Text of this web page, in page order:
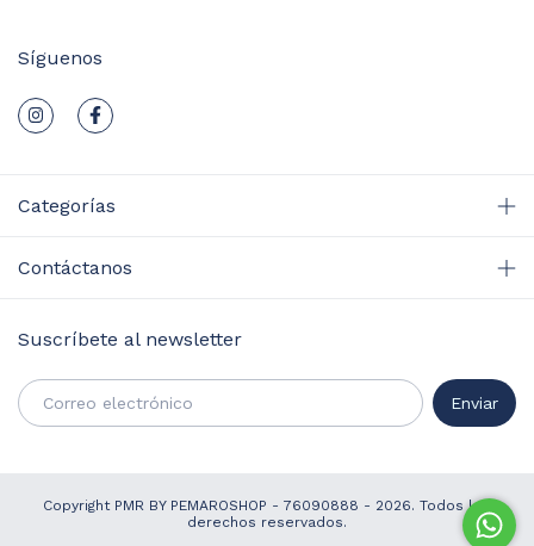
Síguenos
Categorías
Contáctanos
Suscríbete al newsletter
Copyright PMR BY PEMAROSHOP - 76090888 - 2026. Todos los
derechos reservados.